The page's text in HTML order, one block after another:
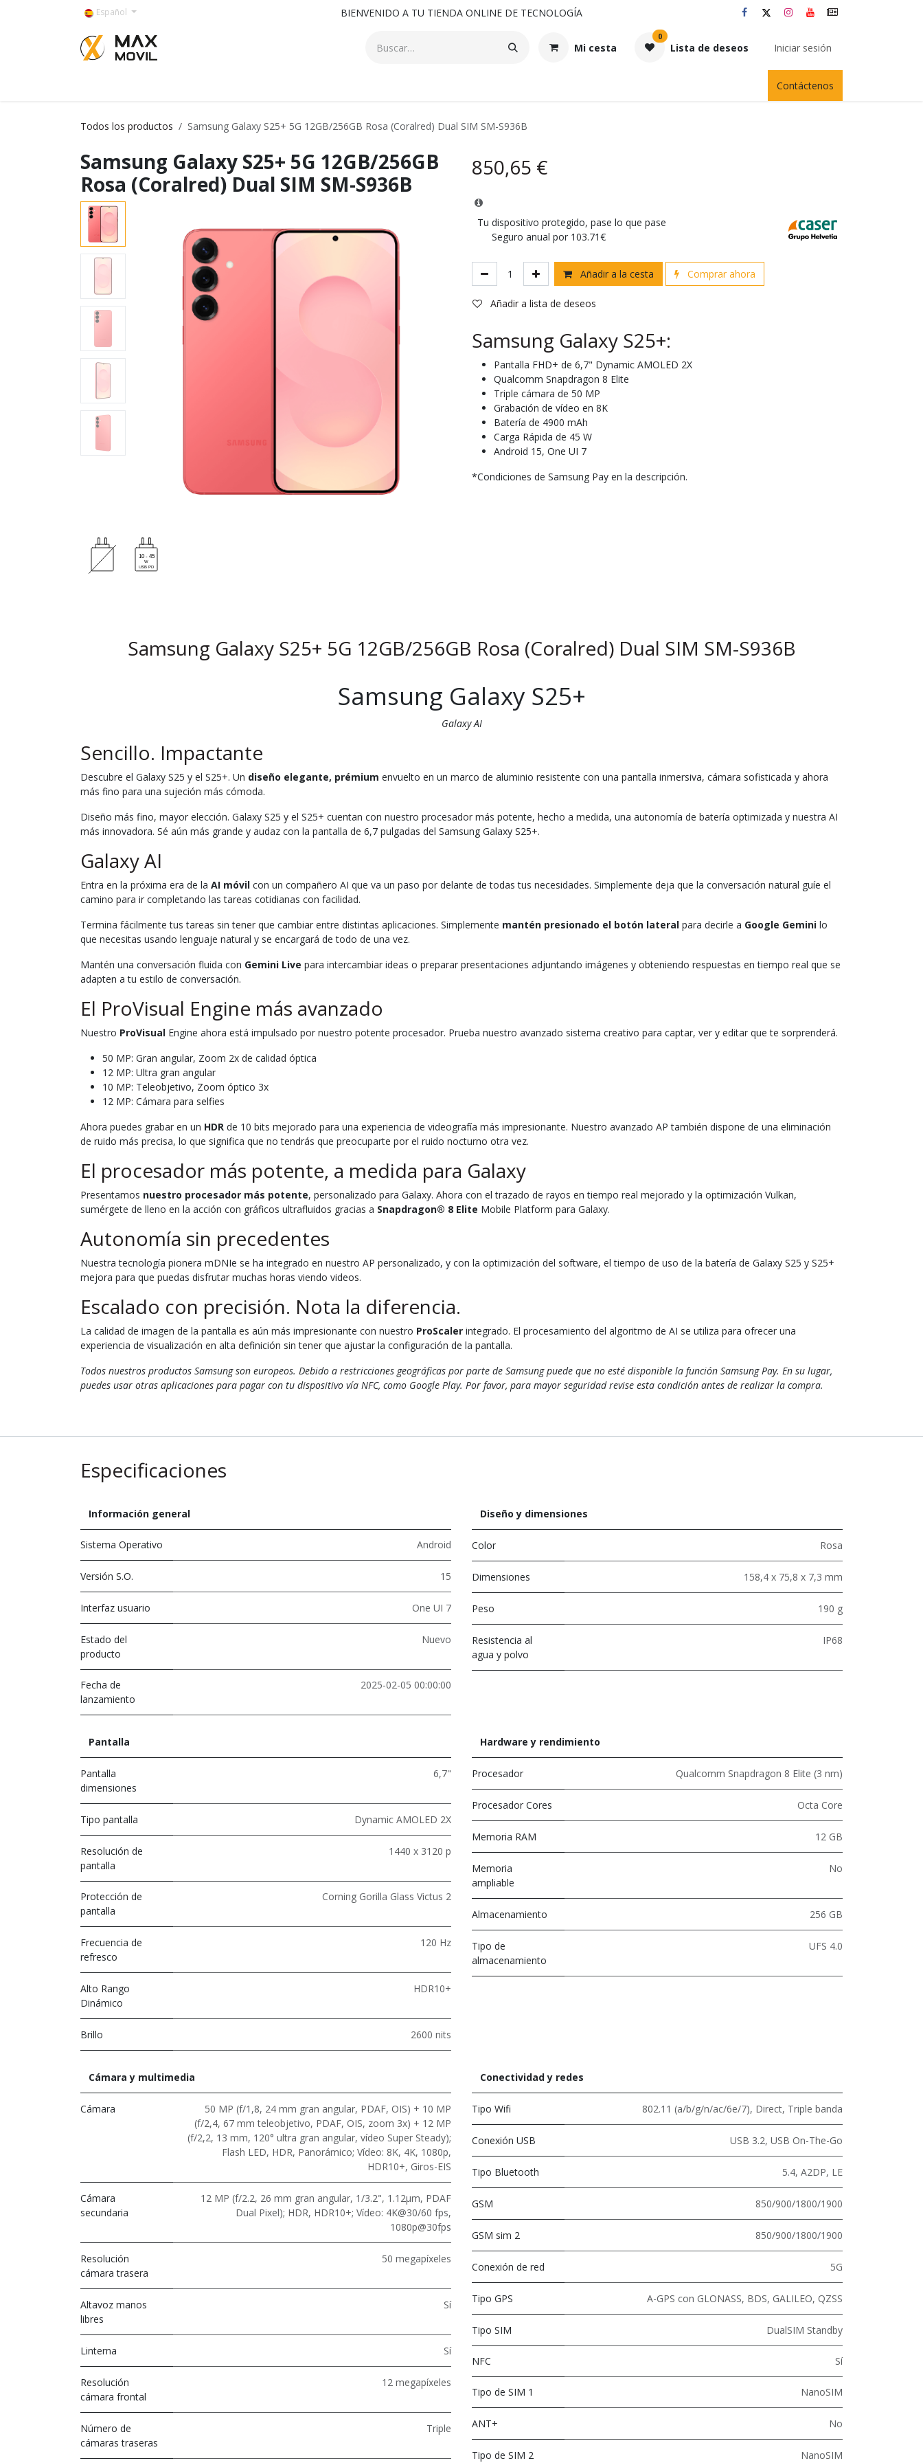
Español BIENVENIDO A TU TIENDA ONLINE DE TECNOLOGÍA
Mi cesta
0
Lista de deseos Iniciar sesión
Contáctenos
Todos los productos Samsung Galaxy S25+ 5G 12GB/256GB Rosa (Coralred) Dual SIM SM-S936B
Samsung Galaxy S25+ 5G 12GB/256GB
Rosa (Coralred) Dual SIM SM-S936B
850,65 €
Tu dispositivo protegido, pase lo que pase
Seguro anual por 103.71€
Añadir a la cesta Comprar ahora
Añadir a lista de deseos
Samsung Galaxy S25+:
Pantalla FHD+ de 6,7" Dynamic AMOLED 2X
Qualcomm Snapdragon 8 Elite
Triple cámara de 50 MP
Grabación de vídeo en 8K
Batería de 4900 mAh
Carga Rápida de 45 W
Android 15, One UI 7
*Condiciones de Samsung Pay en la descripción.
Samsung Galaxy S25+ 5G 12GB/256GB Rosa (Coralred) Dual SIM SM-S936B
Samsung Galaxy S25+
Galaxy AI
Sencillo. Impactante
Descubre el Galaxy S25 y el S25+. Un diseño elegante, prémium envuelto en un marco de aluminio resistente con una pantalla inmersiva, cámara sofisticada y ahora
más fino para una sujeción más cómoda.
Diseño más fino, mayor elección. Galaxy S25 y el S25+ cuentan con nuestro procesador más potente, hecho a medida, una autonomía de batería optimizada y nuestra AI
más innovadora. Sé aún más grande y audaz con la pantalla de 6,7 pulgadas del Samsung Galaxy S25+.
Galaxy AI
Entra en la próxima era de la AI móvil con un compañero AI que va un paso por delante de todas tus necesidades. Simplemente deja que la conversación natural guíe el
camino para ir completando las tareas cotidianas con facilidad.
Termina fácilmente tus tareas sin tener que cambiar entre distintas aplicaciones. Simplemente mantén presionado el botón lateral para decirle a Google Gemini lo
que necesitas usando lenguaje natural y se encargará de todo de una vez.
Mantén una conversación fluida con Gemini Live para intercambiar ideas o preparar presentaciones adjuntando imágenes y obteniendo respuestas en tiempo real que se
adapten a tu estilo de conversación.
El ProVisual Engine más avanzado
Nuestro ProVisual Engine ahora está impulsado por nuestro potente procesador. Prueba nuestro avanzado sistema creativo para captar, ver y editar que te sorprenderá.
50 MP: Gran angular, Zoom 2x de calidad óptica
12 MP: Ultra gran angular
10 MP: Teleobjetivo, Zoom óptico 3x
12 MP: Cámara para selfies
Ahora puedes grabar en un HDR de 10 bits mejorado para una experiencia de videografía más impresionante. Nuestro avanzado AP también dispone de una eliminación
de ruido más precisa, lo que significa que no tendrás que preocuparte por el ruido nocturno otra vez.
El procesador más potente, a medida para Galaxy
Presentamos nuestro procesador más potente, personalizado para Galaxy. Ahora con el trazado de rayos en tiempo real mejorado y la optimización Vulkan,
sumérgete de lleno en la acción con gráficos ultrafluidos gracias a Snapdragon® 8 Elite Mobile Platform para Galaxy.
Autonomía sin precedentes
Nuestra tecnología pionera mDNIe se ha integrado en nuestro AP personalizado, y con la optimización del software, el tiempo de uso de la batería de Galaxy S25 y S25+
mejora para que puedas disfrutar muchas horas viendo videos.
Escalado con precisión. Nota la diferencia.
La calidad de imagen de la pantalla es aún más impresionante con nuestro ProScaler integrado. El procesamiento del algoritmo de AI se utiliza para ofrecer una
experiencia de visualización en alta definición sin tener que ajustar la configuración de la pantalla.
Todos nuestros productos Samsung son europeos. Debido a restricciones geográficas por parte de Samsung puede que no esté disponible la función Samsung Pay. En su lugar,
puedes usar otras aplicaciones para pagar con tu dispositivo vía NFC, como Google Play. Por favor, para mayor seguridad revise esta condición antes de realizar la compra.
Especificaciones
Información general
Sistema Operativo Android
Versión S.O. 15
Interfaz usuario One UI 7
Estado del
producto
Nuevo
Fecha de
lanzamiento
2025-02-05 00:00:00
Diseño y dimensiones
Color Rosa
Dimensiones 158,4 x 75,8 x 7,3 mm
Peso 190 g
Resistencia al
agua y polvo
IP68
Pantalla
Pantalla
dimensiones
6,7"
Tipo pantalla Dynamic AMOLED 2X
Resolución de
pantalla
1440 x 3120 p
Protección de
pantalla
Corning Gorilla Glass Victus 2
Frecuencia de
refresco
120 Hz
Alto Rango
Dinámico
HDR10+
Brillo 2600 nits
Hardware y rendimiento
Procesador Qualcomm Snapdragon 8 Elite (3 nm)
Procesador Cores Octa Core
Memoria RAM 12 GB
Memoria
ampliable
No
Almacenamiento 256 GB
Tipo de
almacenamiento
UFS 4.0
Cámara y multimedia
Cámara
50 MP (f/1,8, 24 mm gran angular, PDAF, OIS) + 10 MP
(f/2,4, 67 mm teleobjetivo, PDAF, OIS, zoom 3x) + 12 MP
(f/2,2, 13 mm, 120° ultra gran angular, vídeo Super Steady);
Flash LED, HDR, Panorámico; Vídeo: 8K, 4K, 1080p,
HDR10+, Giros-EIS
Cámara
secundaria
12 MP (f/2.2, 26 mm gran angular, 1/3.2", 1.12μm, PDAF
Dual Pixel); HDR, HDR10+; Vídeo: 4K@30/60 fps,
1080p@30fps
Resolución
cámara trasera
50 megapíxeles
Altavoz manos
libres
Sí
Linterna Sí
Resolución
cámara frontal
12 megapíxeles
Número de
cámaras traseras
Triple
Conectividad y redes
Tipo Wifi 802.11 (a/b/g/n/ac/6e/7), Direct, Triple banda
Conexión USB USB 3.2, USB On-The-Go
Tipo Bluetooth 5.4, A2DP, LE
GSM 850/900/1800/1900
GSM sim 2 850/900/1800/1900
Conexión de red 5G
Tipo GPS A-GPS con GLONASS, BDS, GALILEO, QZSS
Tipo SIM DualSIM Standby
NFC Sí
Tipo de SIM 1 NanoSIM
ANT+ No
Tipo de SIM 2 NanoSIM